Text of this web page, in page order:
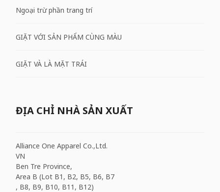
Ngoại trừ phần trang trí
GIẶT VỚI SẢN PHẨM CÙNG MÀU
GIẶT VÀ LÀ MẶT TRÁI
ĐỊA CHỈ NHÀ SẢN XUẤT
Alliance One Apparel Co.,Ltd.
VN
Ben Tre Province,
Area B (Lot B1, B2, B5, B6, B7
, B8, B9, B10, B11, B12)